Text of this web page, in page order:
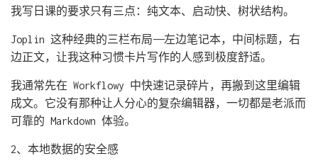
我写日课的要求只有三点：纯文本、启动快、树状结构。
Joplin 这种经典的三栏布局——左边笔记本，中间标题，右
边正文，让我这种习惯卡片写作的人感到极度舒适。
我通常先在 Workflowy 中快速记录碎片，再搬到这里编辑
成文。它没有那种让人分心的复杂编辑器，一切都是老派而
可靠的 Markdown 体验。
2、本地数据的安全感